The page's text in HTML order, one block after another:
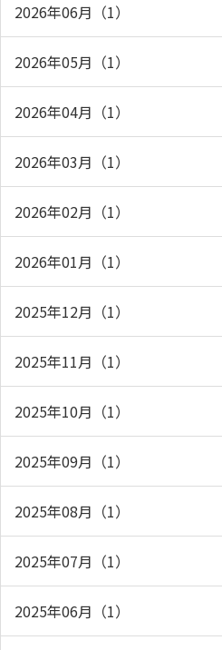
2026年06月（1）
2026年05月（1）
2026年04月（1）
2026年03月（1）
2026年02月（1）
2026年01月（1）
2025年12月（1）
2025年11月（1）
2025年10月（1）
2025年09月（1）
2025年08月（1）
2025年07月（1）
2025年06月（1）